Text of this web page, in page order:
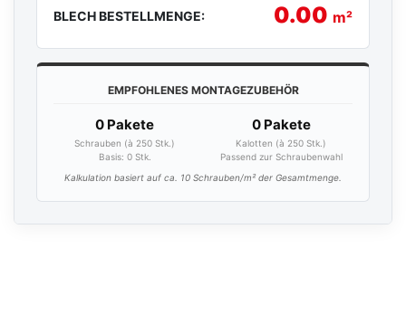
BLECH BESTELLMENGE: 0.00 m²
EMPFOHLENES MONTAGEZUBEHÖR
0 Pakete
Schrauben (à 250 Stk.)
Basis: 0Stk.
0 Pakete
Kalotten (à 250 Stk.)
Passend zur Schraubenwahl
Kalkulation basiert auf ca. 10 Schrauben/m² der Gesamtmenge.